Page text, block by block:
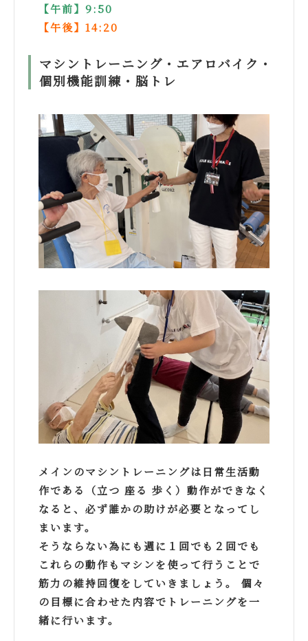
【午前】9:50
【午後】14:20
マシントレーニング・エアロバイク・
個別機能訓練・脳トレ
メインのマシントレーニングは日常生活動
作である（立つ 座る 歩く）動作ができなく
なると、必ず誰かの助けが必要となってし
まいます。
そうならない為にも週に１回でも２回でも
これらの動作もマシンを使って行うことで
筋力の維持回復をしていきましょう。 個々
の目標に合わせた内容でトレーニングを一
緒に行います。